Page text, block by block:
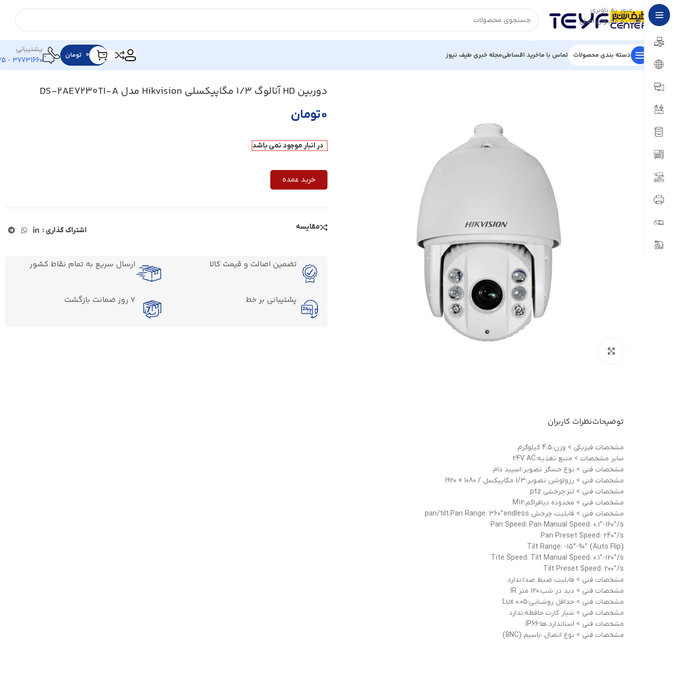
عبور به ناوبری
رفتن به محتوای اصلی
دسته بندی محصولات تماس با ماخرید اقساطیمجله خبری طیف نیوز ۰ تومان
پشتیبانی
37731660 - 025
خانه/تجهیزات نظارتی/دوربین آنالوگ HD
دوربین HD آنالوگ 1/3 مگاپیکسلی Hikvision مدل DS-2AE7230TI-A
۰تومان
در انبار موجود نمی باشد
خرید عمده
مقایسه اشتراک گذاری :
تضمین اصالت و قیمت کالا ارسال سریع به تمام نقاط کشور
پشتیبانی بر خط 7 روز ضمانت بازگشت
توضیحاتنظرات کاربران
مشخصات فيزيکی > وزن:4.5 کیلوگرم
ساير مشخصات > منبع تغذیه:24V AC
مشخصات فنی > نوع حسگر تصویر:اسپید دام
مشخصات فنی > رزولوشن تصویر:1/3 مگاپیکسل / 1080 × 1920
مشخصات فنی > لنز:چرخشی ptz
مشخصات فنی > محدوده دیافراگم:M12
مشخصات فنی > قابلیت چرخش pan/tilt:Pan Range: 360°endless
Pan Speed: Pan Manual Speed: 0.1°-160°/s
Pan Preset Speed: 240°/s
(Tilt Range: -15°-90° (Auto Flip
Tite Speed: Tilt Manual Speed: 0.1°-120°/s
Tilt Preset Speed: 200°/s
مشخصات فنی > قابلیت ضبط صدا:ندارد
مشخصات فنی > دید در شب:120 متر IR
مشخصات فنی > حداقل روشنایی:0.05 Lux
مشخصات فنی > شیار کارت حافظه:ندارد
مشخصات فنی > استاندارد ها:IP66
مشخصات فنی > نوع اتصال :باسیم (BNC)